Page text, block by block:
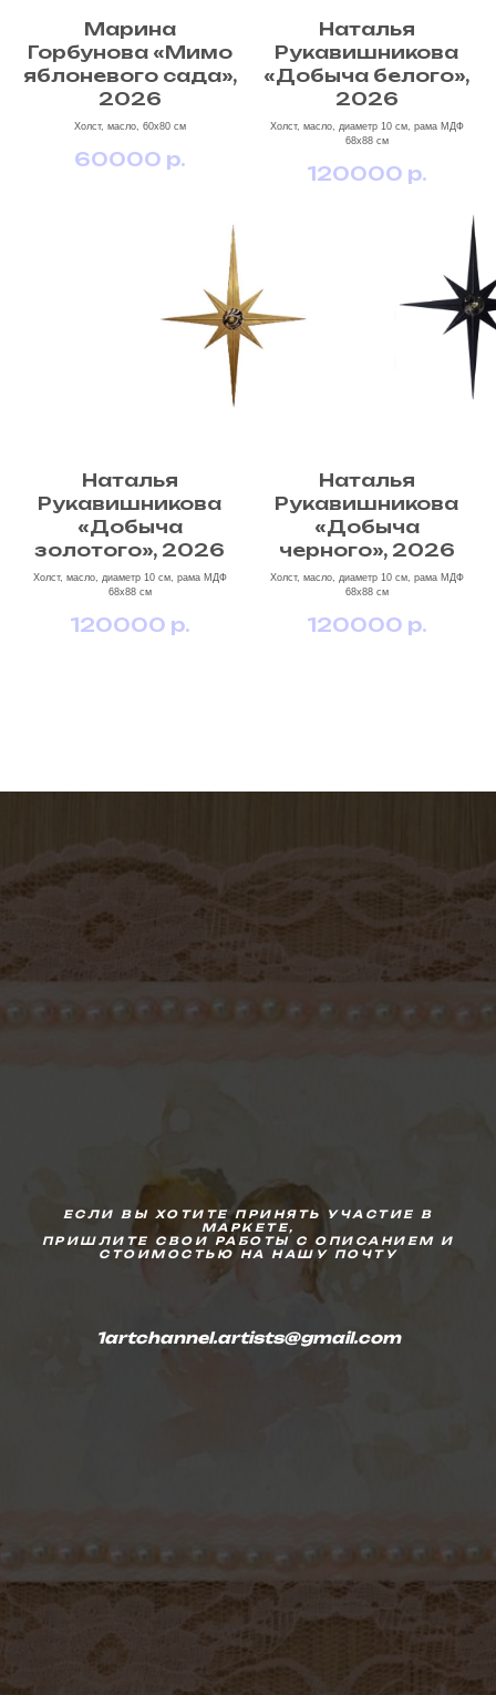
Марина
Горбунова «Мимо
яблоневого сада»,
2026
Холст, масло, 60х80 см
60000 р.
Наталья
Рукавишникова
«Добыча белого»,
2026
Холст, масло, диаметр 10 см, рама МДФ
68х88 см
120000 р.
Наталья
Рукавишникова
«Добыча
золотого», 2026
Холст, масло, диаметр 10 см, рама МДФ
68х88 см
120000 р.
Наталья
Рукавишникова
«Добыча
черного», 2026
Холст, масло, диаметр 10 см, рама МДФ
68х88 см
120000 р.
ЕСЛИ ВЫ ХОТИТЕ ПРИНЯТЬ УЧАСТИЕ В
МАРКЕТЕ,
ПРИШЛИТЕ СВОИ РАБОТЫ С ОПИСАНИЕМ И
СТОИМОСТЬЮ НА НАШУ ПОЧТУ
1artchannel.artists@gmail.com